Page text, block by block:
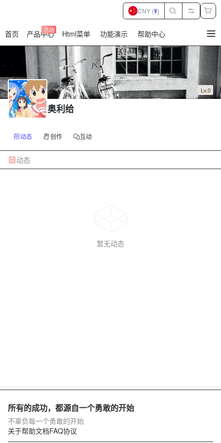
首页 产品中心
活动 Html菜单 功能演示 帮助中心
CNY (¥)
Lv.0
奥利给
动态 创作 互动
动态
暂无动态
所有的成功，都源自一个勇敢的开始
不辜负每一个勇敢的开始
关于帮助文档FAQ协议